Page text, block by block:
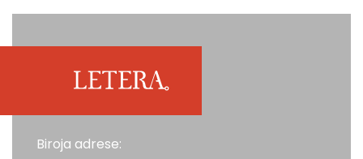
Biroja adrese: